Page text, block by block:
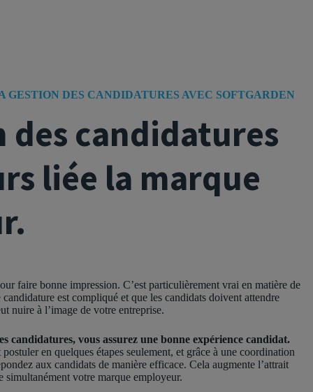
DES CANDIDATURES AVEC SOFTGARDEN
des candidatures
liée la marque
faire bonne impression. C’est particulièrement vrai en matière de
est compliqué et que les candidats doivent attendre
nuire à l’image de votre entreprise.
candidatures, vous assurez une bonne expérience candidat.
en quelques étapes seulement, et grâce à une coordination
aux candidats de manière efficace. Cela augmente l’attrait
simultanément votre marque employeur.